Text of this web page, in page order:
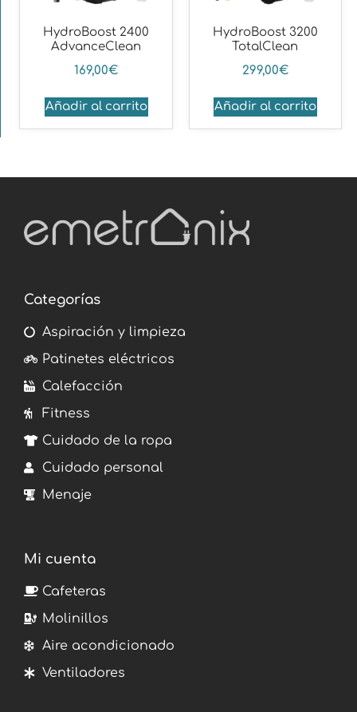
HydroBoost 2400
AdvanceClean
169,00€
Añadir al carrito
HydroBoost 3200
TotalClean
299,00€
Añadir al carrito
Categorías
Aspiración y limpieza
Patinetes eléctricos
Calefacción
Fitness
Cuidado de la ropa
Cuidado personal
Menaje
Mi cuenta
Cafeteras
Molinillos
Aire acondicionado
Ventiladores